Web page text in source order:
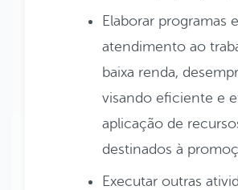
Elaborar programas
atendimento ao
baixa renda,
visando eficiente e
aplicação de
destinados à
Executar outras